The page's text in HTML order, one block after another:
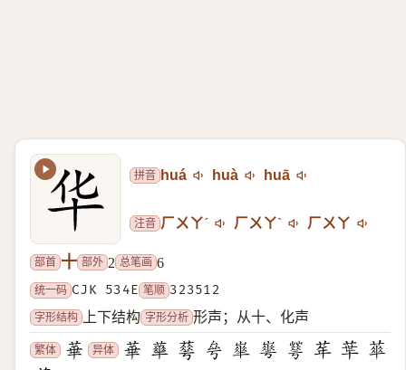
拼音 huá huà huā
注音 ㄏㄨㄚˊ ㄏㄨㄚˋ ㄏㄨㄚ
部首 十 部外 2 总笔画 6
统一码 CJK 534E 笔顺 323512
字形结构
上下结构 字形分析 形声；从十、化声
繁体 异体